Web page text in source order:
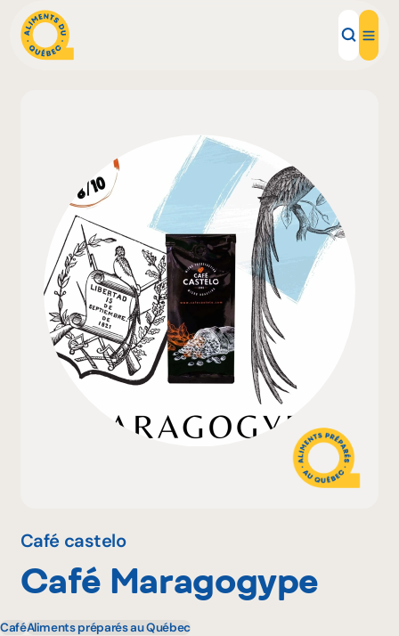
Aliments d'ici
Recettes
Inspirations d'ici
Restaurants
Institutions
À propos
Café castelo
Café Maragogype
CaféAliments préparés au Québec